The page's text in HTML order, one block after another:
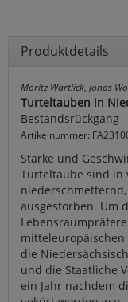
Produktdetails
Moritz Wartlick, Jonas
Turteltauben in
Bestandsrückgang
Artikelnummer:
Stärke und
Turteltaube sind in
ausgestorben. Um
mitteleuropäischen
die
und die Staatliche
ein Jahr nachdem